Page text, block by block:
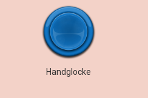
Handglocke